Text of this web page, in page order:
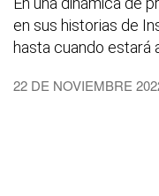
en sus historias de
hasta cuando estará
22 DE NOVIEMBRE